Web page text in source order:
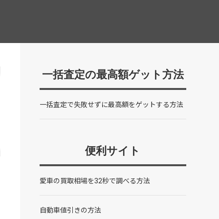
一括査定の最高額ゲット方法
一括査定で失敗せずに最高額をゲットする方法
便利サイト
愛車の買取相場を32秒で調べる方法
自動車値引きの方法